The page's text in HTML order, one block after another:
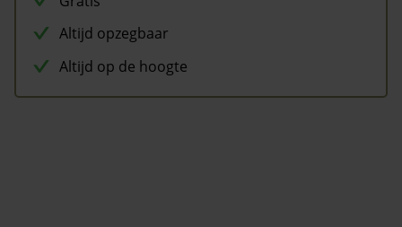
Altijd opzegbaar
Altijd op de hoogte